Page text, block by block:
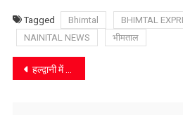
Tagged Bhimtal BHIMTAL
NAINITAL NEWS
भीमताल
Post
हल्द्वानी में जनसुनवाई: आयुक्त दीपक रावत ने भूमि विवाद से धोखाधड़ी तक के मामलों में दिए त्वरित निर्देश